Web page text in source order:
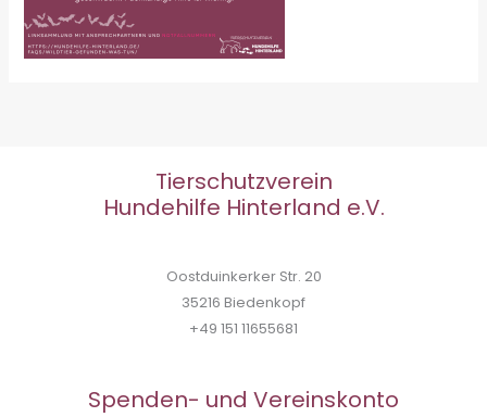
Tierschutzverein
Hundehilfe Hinterland e.V.
Oostduinkerker Str. 20
35216 Biedenkopf
+49 151 11655681
Spenden- und Vereinskonto